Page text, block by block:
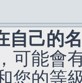
自己的
可能會
您的等